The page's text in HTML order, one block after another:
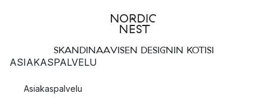
SKANDINAAVISEN DESIGNIN KOTISI
ASIAKASPALVELU
Asiakaspalvelu